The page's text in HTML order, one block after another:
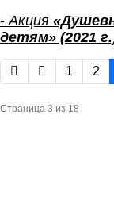
-Акция
детям» (2021
1 2
Страница 3 из 18